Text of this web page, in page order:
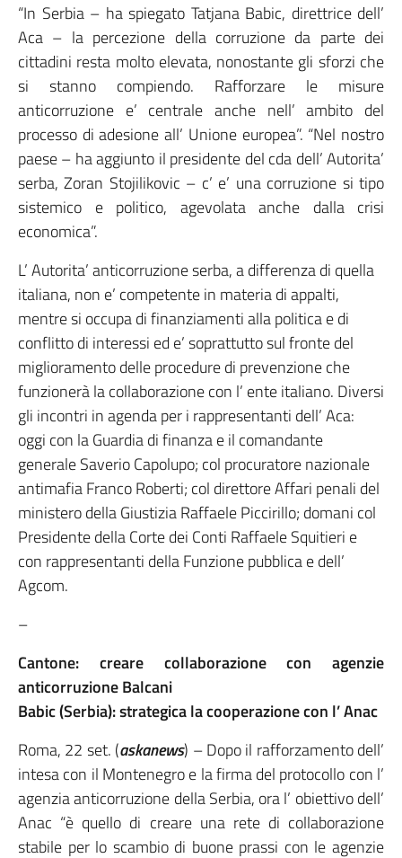
“In Serbia – ha spiegato Tatjana Babic, direttrice dell’
Aca – la percezione della corruzione da parte dei
cittadini resta molto elevata, nonostante gli sforzi che
si stanno compiendo. Rafforzare le misure
anticorruzione e’ centrale anche nell’ ambito del
processo di adesione all’ Unione europea”. “Nel nostro
paese – ha aggiunto il presidente del cda dell’ Autorita’
serba, Zoran Stojilikovic – c’ e’ una corruzione si tipo
sistemico e politico, agevolata anche dalla crisi
economica”.
L’ Autorita’ anticorruzione serba, a differenza di quella
italiana, non e’ competente in materia di appalti,
mentre si occupa di finanziamenti alla politica e di
conflitto di interessi ed e’ soprattutto sul fronte del
miglioramento delle procedure di prevenzione che
funzionerà la collaborazione con l’ ente italiano. Diversi
gli incontri in agenda per i rappresentanti dell’ Aca:
oggi con la Guardia di finanza e il comandante
generale Saverio Capolupo; col procuratore nazionale
antimafia Franco Roberti; col direttore Affari penali del
ministero della Giustizia Raffaele Piccirillo; domani col
Presidente della Corte dei Conti Raffaele Squitieri e
con rappresentanti della Funzione pubblica e dell’
Agcom.
–
Cantone: creare collaborazione con agenzie
anticorruzione Balcani
Babic (Serbia): strategica la cooperazione con l’ Anac
Roma, 22 set. (askanews) – Dopo il rafforzamento dell’
intesa con il Montenegro e la firma del protocollo con l’
agenzia anticorruzione della Serbia, ora l’ obiettivo dell’
Anac “è quello di creare una rete di collaborazione
stabile per lo scambio di buone prassi con le agenzie